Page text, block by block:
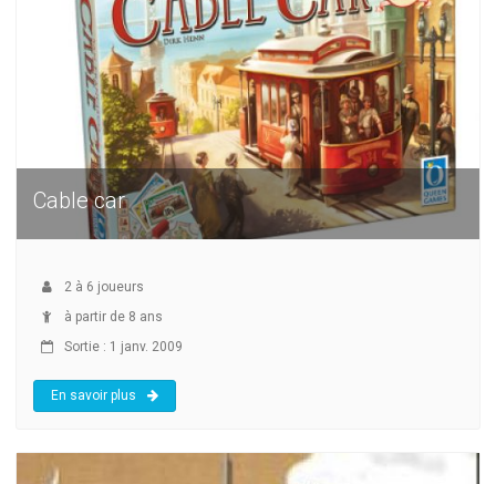
Cable car
2 à 6 joueurs
à partir de 8 ans
Sortie : 1 janv. 2009
En savoir plus